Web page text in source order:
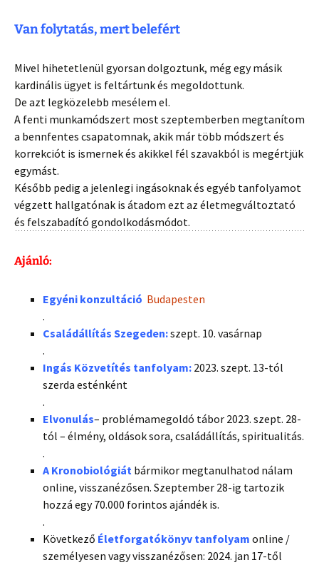
Van folytatás, mert belefért
Mivel hihetetlenül gyorsan dolgoztunk, még egy másik
kardinális ügyet is feltártunk és megoldottunk.
De azt legközelebb mesélem el.
A fenti munkamódszert most szeptemberben megtanítom
a bennfentes csapatomnak, akik már több módszert és
korrekciót is ismernek és akikkel fél szavakból is megértjük
egymást.
Később pedig a jelenlegi ingásoknak és egyéb tanfolyamot
végzett hallgatónak is átadom ezt az életmegváltoztató
és felszabadító gondolkodásmódot.
Ajánló:
Egyéni konzultáció Budapesten
.
Családállítás Szegeden:szept. 10. vasárnap
.
Ingás Közvetítés tanfolyam: 2023. szept. 13-tól
szerda esténként
.
Elvonulás– problémamegoldó tábor 2023. szept. 28-
tól – élmény, oldások sora, családállítás, spiritualitás.
.
A Kronobiológiát bármikor megtanulhatod nálam
online, visszanézősen. Szeptember 28-ig tartozik
hozzá egy 70.000 forintos ajándék is.
.
Következő Életforgatókönyv tanfolyam online /
személyesen vagy visszanézősen: 2024. jan 17-től